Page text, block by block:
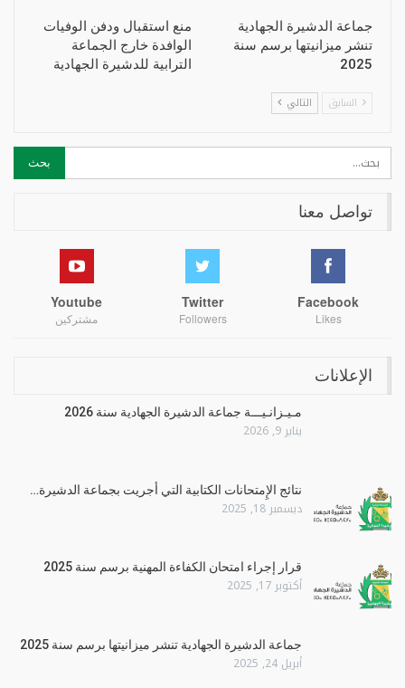
جماعة الدشيرة الجهادية
تنشر ميزانيتها برسم سنة
2025
منع استقبال ودفن الوفيات
الوافدة خارج الجماعة
الترابية للدشيرة الجهادية
السابق التالي
تواصل معنا
Facebook
Likes
Twitter
Followers
Youtube
مشتركين
الإعلانات
مـيـزانـيـــة جماعة الدشيرة الجهادية سنة 2026
يناير 9, 2026
نتائج الإِمتحانات الكتابية التي أجريت بجماعة الدشيرة…
ديسمبر 18, 2025
قرار إجراء امتحان الكفاءة المهنية برسم سنة 2025
أكتوبر 17, 2025
جماعة الدشيرة الجهادية تنشر ميزانيتها برسم سنة 2025
أبريل 24, 2025